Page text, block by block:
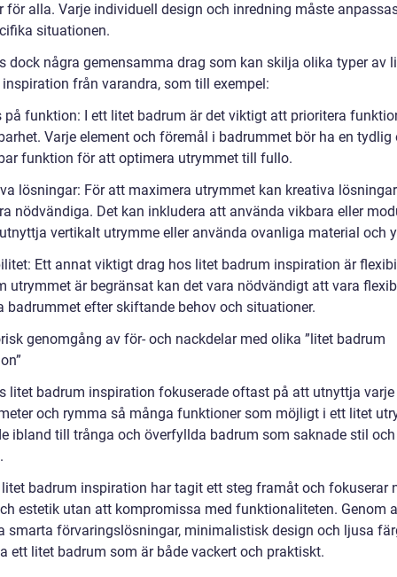
för alla. Varje individuell design och inredning måste
situationen.
dock några gemensamma drag som kan skilja olika typer av
från varandra, som till exempel:
på funktion: I ett litet badrum är det viktigt att prioritera
Varje element och föremål i badrummet bör ha en tydlig
funktion för att optimera utrymmet till fullo.
lösningar: För att maximera utrymmet kan kreativa
nödvändiga. Det kan inkludera att använda vikbara eller
vertikalt utrymme eller använda ovanliga material och
Ett annat viktigt drag hos litet badrum inspiration är
utrymmet är begränsat kan det vara nödvändigt att vara
badrummet efter skiftande behov och situationer.
genomgång av för- och nackdelar med olika ”litet badrum
litet badrum inspiration fokuserade oftast på att utnyttja varje
och rymma så många funktioner som möjligt i ett litet
ibland till trånga och överfyllda badrum som saknade stil och
badrum inspiration har tagit ett steg framåt och fokuserar
estetik utan att kompromissa med funktionaliteten. Genom
smarta förvaringslösningar, minimalistisk design och ljusa
ett litet badrum som är både vackert och praktiskt.